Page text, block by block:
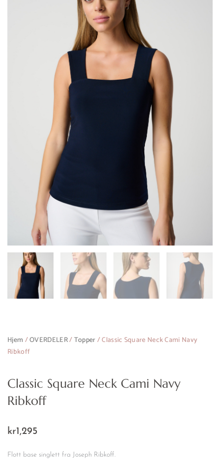
Legg til ønskeliste
Hjem /OVERDELER/Topper/ Classic Square Neck Cami Navy
Ribkoff
Classic Square Neck Cami Navy
Ribkoff
kr1,295
Flott base singlett fra Joseph Ribkoff.